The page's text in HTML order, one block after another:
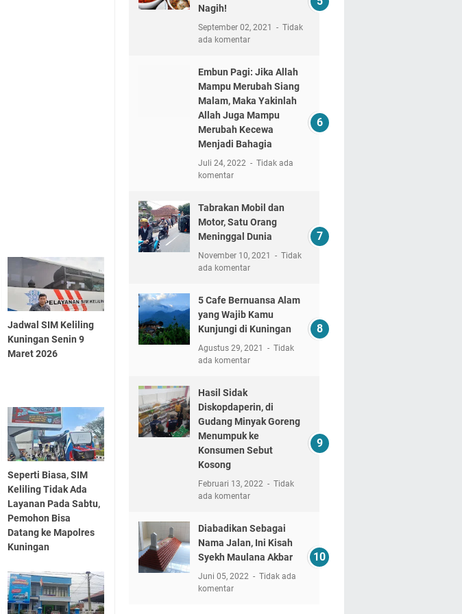
Jadwal SIM Keliling
Kuningan Senin 9
Maret 2026
Seperti Biasa, SIM
Keliling Tidak Ada
Layanan Pada Sabtu,
Pemohon Bisa
Datang ke Mapolres
Kuningan
Nagih!
September 02, 2021
Tidak
ada komentar
Embun Pagi: Jika Allah
Mampu Merubah Siang
Malam, Maka Yakinlah
Allah Juga Mampu
Merubah Kecewa
Menjadi Bahagia
Juli 24, 2022
Tidak ada
komentar
Tabrakan Mobil dan
Motor, Satu Orang
Meninggal Dunia
November 10, 2021
Tidak
ada komentar
5 Cafe Bernuansa Alam
yang Wajib Kamu
Kunjungi di Kuningan
Agustus 29, 2021
Tidak
ada komentar
Hasil Sidak
Diskopdaperin, di
Gudang Minyak Goreng
Menumpuk ke
Konsumen Sebut
Kosong
Februari 13, 2022
Tidak
ada komentar
Diabadikan Sebagai
Nama Jalan, Ini Kisah
Syekh Maulana Akbar
Juni 05, 2022
Tidak ada
komentar